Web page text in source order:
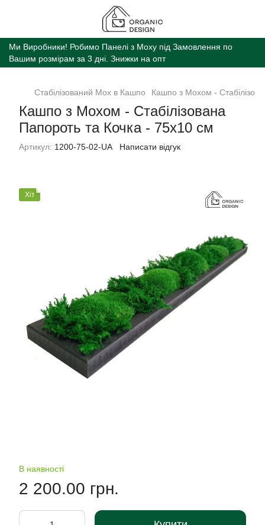
Ми Виробники! Робимо Панелі з Моху під Замовлення по
Вашим розмірам за 3 дні. Знижки на опт
Стабілізований Мох в Кашпо Кашпо з Мохом -
Кашпо з Мохом - Cтабілізована
Папороть та Кочка - 75х10 см
Артикул: 1200-75-02-UA Написати відгук
Хіт
В наявності
2 200.00 грн.